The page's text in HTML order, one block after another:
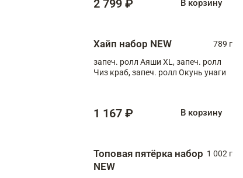
запеч. ролл Моцарелломания, ролл
2 799 ₽ В корзину
Хайп набор NEW
789 г
запеч. ролл Аяши XL, запеч. ролл
Чиз краб, запеч. ролл Окунь унаги
1 167 ₽ В корзину
Топовая пятёрка набор
NEW
1 002 г